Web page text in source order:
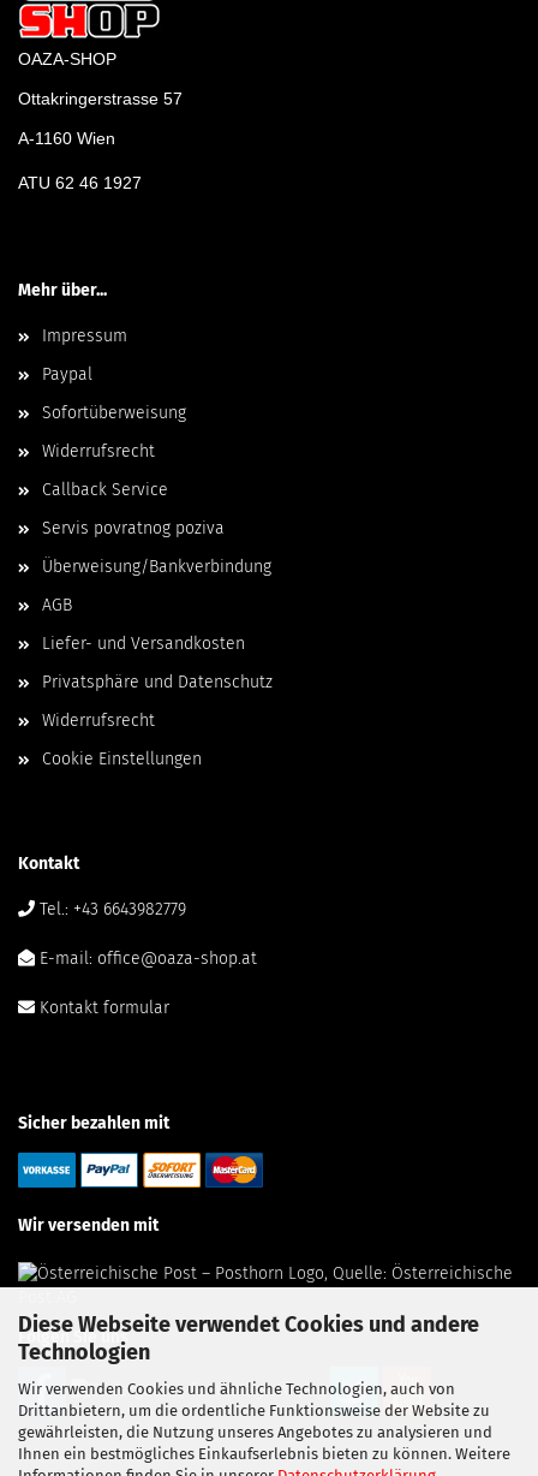
Diese Webseite verwendet Cookies und andere
Technologien
Wir verwenden Cookies und ähnliche Technologien, auch von
Drittanbietern, um die ordentliche Funktionsweise der Website zu
gewährleisten, die Nutzung unseres Angebotes zu analysieren und
Ihnen ein bestmögliches Einkaufserlebnis bieten zu können. Weitere
OAZA-SHOP
Ottakringerstrasse 57
A-1160 Wien
ATU 62 46 1927
Mehr über...
Impressum
Paypal
Sofortüberweisung
Widerrufsrecht
Callback Service
Servis povratnog poziva
Überweisung/Bankverbindung
AGB
Liefer- und Versandkosten
Privatsphäre und Datenschutz
Widerrufsrecht
Cookie Einstellungen
Kontakt
Tel.: +43 6643982779
E-mail: office@oaza-shop.at
Kontakt formular
Sicher bezahlen mit
Wir versenden mit
Folgen Sie uns